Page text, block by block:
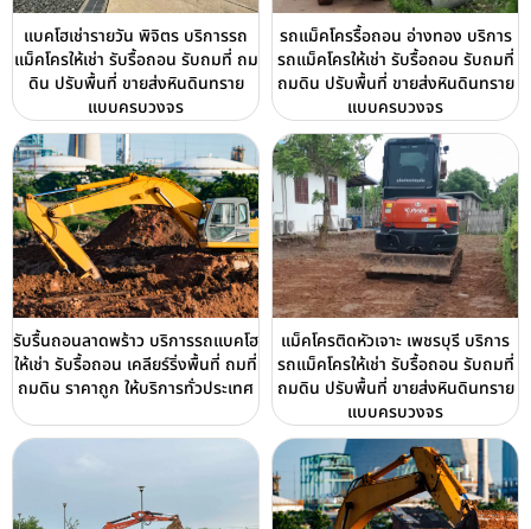
แบคโฮเช่ารายวัน พิจิตร บริการรถ
แม็คโครให้เช่า รับรื้อถอน รับถมที่ ถม
ดิน ปรับพื้นที่ ขายส่งหินดินทราย
แบบครบวงจร
รถแม็คโครรื้อถอน อ่างทอง บริการ
รถแม็คโครให้เช่า รับรื้อถอน รับถมที่
ถมดิน ปรับพื้นที่ ขายส่งหินดินทราย
แบบครบวงจร
รับรื้นถอนลาดพร้าว บริการรถแบคโฮ
ให้เช่า รับรื้อถอน เคลียร์ริ่งพื้นที่ ถมที่
ถมดิน ราคาถูก ให้บริการทั่วประเทศ
แม็คโครติดหัวเจาะ เพชรบุรี บริการ
รถแม็คโครให้เช่า รับรื้อถอน รับถมที่
ถมดิน ปรับพื้นที่ ขายส่งหินดินทราย
แบบครบวงจร